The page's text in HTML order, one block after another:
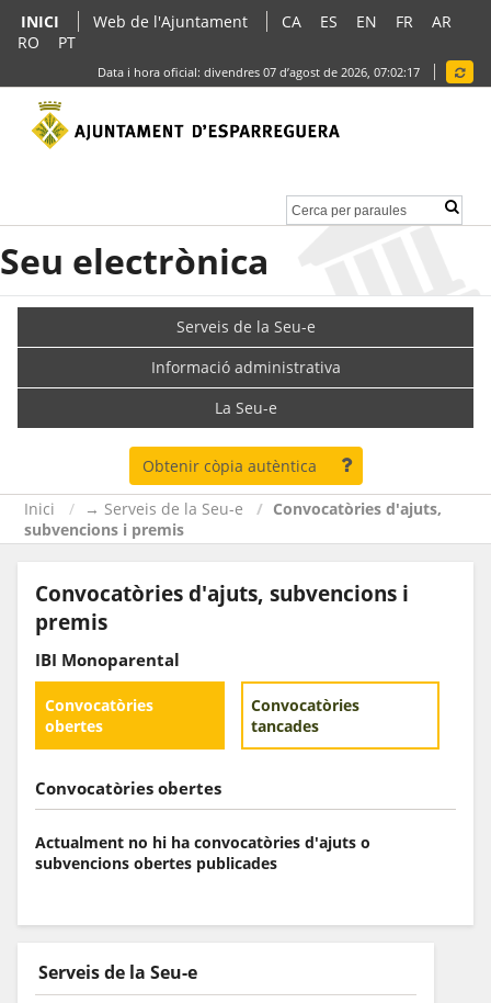
INICI Web de l'Ajuntament CA ES EN FR
AR
RO
PT
Data i hora oficial: divendres 07 d’agost de 2026, 07:02:17
Seu electrònica
Serveis de la Seu-e
Informació administrativa
La Seu-e
Obtenir còpia autèntica
Inici → Serveis de la Seu-e
Convocatòries d'ajuts,
subvencions i premis
Serveis de la Seu-e
Convocatòries d'ajuts, subvencions i
premis
IBI Monoparental
Convocatòries
obertes
Convocatòries
tancades
Convocatòries obertes
Actualment no hi ha convocatòries d'ajuts o
subvencions obertes publicades